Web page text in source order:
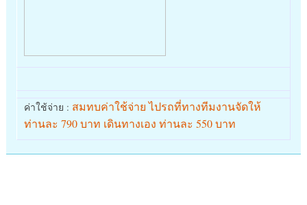
ค่าใช้จ่าย : สมทบค่าใช้จ่าย ไปรถที่ทางทีมงานจัดให้
ท่านละ 790 บาท เดินทางเอง ท่านละ 550 บาท